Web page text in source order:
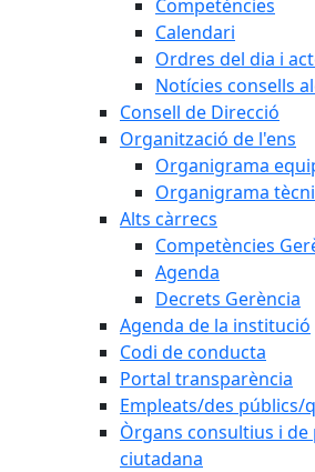
Competències
Calendari
Ordres del dia i
Notícies consells
Consell de Direcció
Organització de l'ens
Organigrama
Organigrama
Alts càrrecs
Competències
Agenda
Decrets Gerència
Agenda de la institució
Codi de conducta
Portal transparència
Empleats/des públics/
Òrgans consultius i
ciutadana